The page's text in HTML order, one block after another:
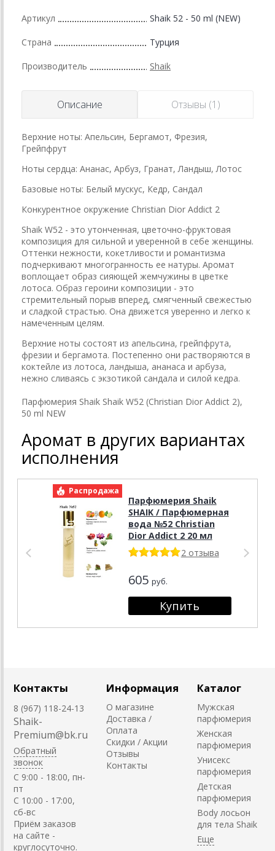
Артикул Shaik 52 - 50 ml (NEW)
Страна Турция
Производитель Shaik
Описание Отзывы (1)
Верхние ноты: Апельсин, Бергамот, Фрезия,
Грейпфрут
Ноты сердца: Ананас, Арбуз, Гранат, Ландыш, Лотос
Базовые ноты: Белый мускус, Кедр, Сандал
Конкурентное окружение Christian Dior Addict 2
Shaik W52 - это утонченная, цветочно-фруктовая
композиция для сильной и уверенной в себе женщины.
Оттенки нежности, кокетливости и романтизма
подчеркивают многогранность ее натуры. Аромат
воплощает образ сияющей жемчужины в цветке
лотоса. Образ героини композиции - это
стремительный порыв вперед, смягченный свежестью
и сладкой страстью. Она движется уверенно и легко к
намеченным целям.
Верхние ноты состоят из апельсина, грейпфрута,
фрезии и бергамота. Постепенно они растворяются в
коктейле из лотоса, ландыша, ананаса и арбуза,
нежно сливаясь с экзотикой сандала и силой кедра.
Парфюмерия Shaik Shaik W52 (Christian Dior Addict 2),
50 ml NEW
Аромат в других вариантах
исполнения
Распродажа
Парфюмерия Shaik
SHAIK / Парфюмерная
вода №52 Christian
Dior Addict 2 20 мл
2 отзыва
605 руб.
Контакты
8 (967) 118-24-13
Shaik-
Premium@bk.ru
Обратный
звонок
C 9:00 - 18:00, пн-
пт
С 10:00 - 17:00,
сб-вс
Приём заказов
на сайте -
круглосуточно.
Информация
О магазине
Доставка /
Оплата
Скидки / Акции
Отзывы
Контакты
Каталог
Мужская
парфюмерия
Женская
парфюмерия
Унисекс
парфюмерия
Детская
парфюмерия
Body лосьон
для тела Shaik